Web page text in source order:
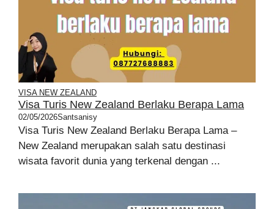
VISA NEW ZEALAND
Visa Turis New Zealand Berlaku Berapa Lama
02/05/2026Santsanisy
Visa Turis New Zealand Berlaku Berapa Lama –
New Zealand merupakan salah satu destinasi
wisata favorit dunia yang terkenal dengan ...